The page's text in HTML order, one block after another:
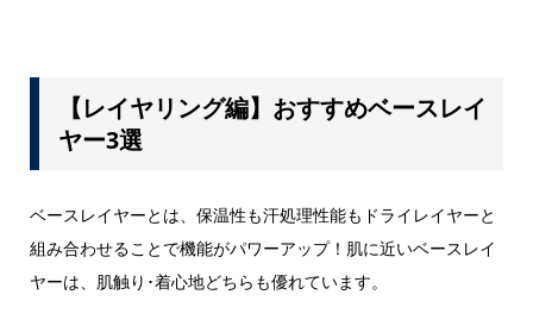
【レイヤリング編】おすすめベースレイ
ヤー3選
ベースレイヤーとは、保温性も汗処理性能もドライレイヤーと
組み合わせることで機能がパワーアップ！肌に近いベースレイ
ヤーは、肌触り･着心地どちらも優れています。